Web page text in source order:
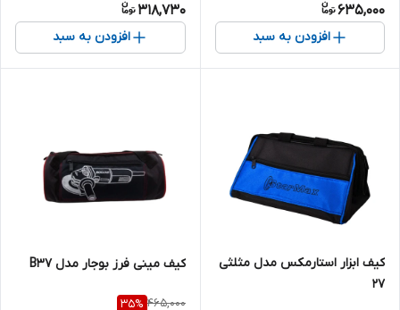
635,000
افزودن به سبد
318,730
افزودن به سبد
کیف ابزار استارمکس مدل مثلثی
27
کیف مینی فرز بوجار مدل B37
465,000
35%